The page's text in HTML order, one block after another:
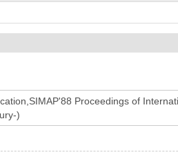
Proceedings of
)